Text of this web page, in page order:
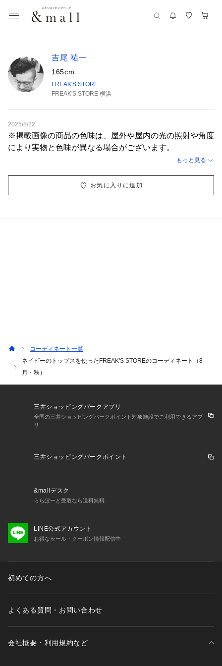
吉尾 祐一
165cm
FREAK'S STORE
FREAK'S STORE 横浜
2025/8/22
※掲載画像の商品の色味は、屋外や屋内の光の照射や角度
により実物と色味が異なる場合がございます。
もっと見る
お気に入りに追加
コーディネート一覧
ネイビーのトップスを使ったFREAK'S STOREのコーディネート（8
月・秋）
三井ショッピングパークアプリ
全国の三井ショッピングパークポイント対象施設でご利用できるアプ
リ
三井ショッピングパークポイント
&mallデスク
ららぽーと受取なら送料無料
LINE公式アカウント
お得なセール・クーポン情報配信中
初めての方へ
よくある質問・お問い合わせ
会社概要・利用規約など